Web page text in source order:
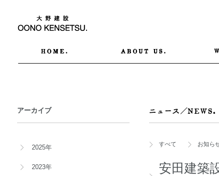
アーカイブ
2025年
2023年
すべて お知ら
安田建築